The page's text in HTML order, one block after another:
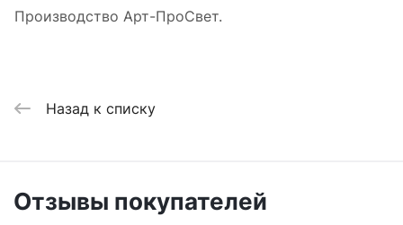
Производство Арт-ПроСвет.
Назад к списку
Отзывы покупателей